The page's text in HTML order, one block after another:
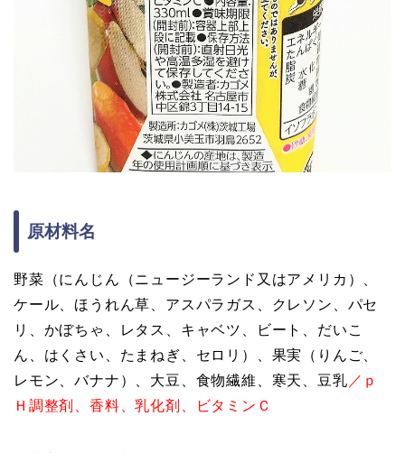
原材料名
野菜（にんじん（ニュージーランド又はアメリカ）、
ケール、ほうれん草、アスパラガス、クレソン、パセ
リ、かぼちゃ、レタス、キャベツ、ビート、だいこ
ん、はくさい、たまねぎ、セロリ）、果実（りんご、
レモン、バナナ）、大豆、食物繊維、寒天、豆乳 ／ｐ
Ｈ調整剤、香料、乳化剤、ビタミンＣ